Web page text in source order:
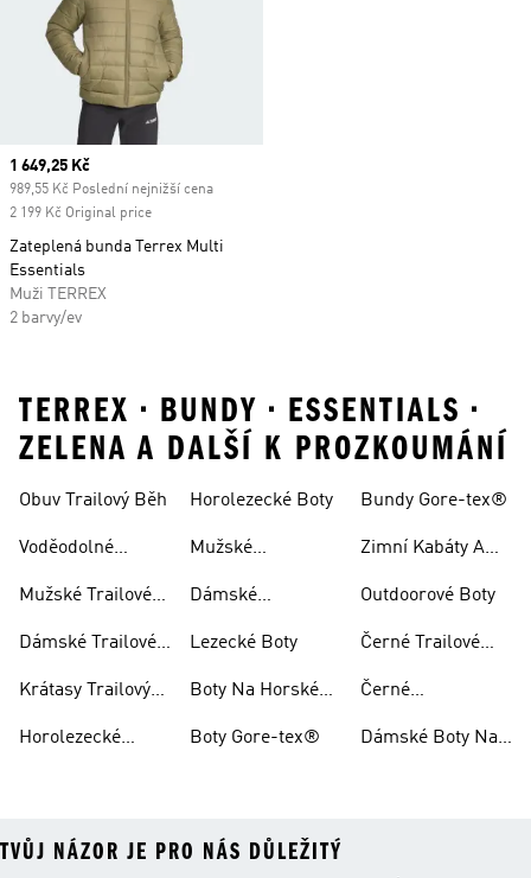
Current price
1 649,25 Kč
989,55 Kč Poslední nejnižší cena
2 199 Kč Original price
Zateplená bunda Terrex Multi
Essentials
Muži TERREX
2 barvy/ev
TERREX • BUNDY • ESSENTIALS •
ZELENA A DALŠÍ K PROZKOUMÁNÍ
Obuv Trailový Běh
Voděodolné
Boty
Mužské Trailové
Dámské Trailové
Krátasy Trailový
Horolezecké
Horolezecké Boty
Mužské
Dámské
Lezecké Boty
Boty Na Horské
Boty Gore-tex®
Bundy Gore-tex®
Zimní Kabáty A
Outdoorové Boty
Černé Trailové
Černé
Dámské Boty Na
TVŮJ NÁZOR JE PRO NÁS DŮLEŽITÝ